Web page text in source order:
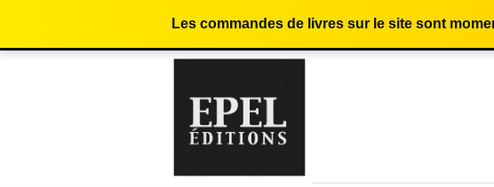
Les commandes de livres sur le site sont